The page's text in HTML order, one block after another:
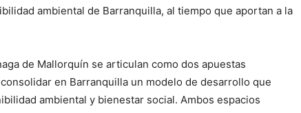
ambiental de Barranquilla, al tiempo que aportan a la
de Mallorquín se articulan como dos apuestas
en Barranquilla un modelo de desarrollo que
ambiental y bienestar social. Ambos espacios